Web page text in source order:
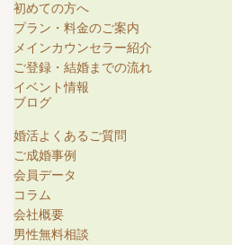
初めての方へ
プラン・料金のご案内
メインカウンセラー紹介
ご登録・結婚までの流れ
イベント情報
ブログ
婚活よくあるご質問
ご成婚事例
会員データ
コラム
会社概要
男性無料相談